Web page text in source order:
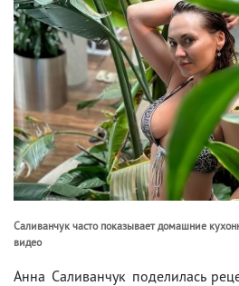
Саливанчук часто показывает домашние
видео
Анна Саливанчук поделилась